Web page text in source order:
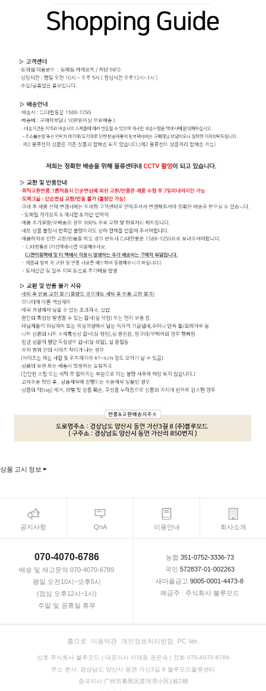
상품 고시 정보
공지사항 QnA 이용안내 회사소개
070-4070-6786
배송 및 재고문의 070-4070-6789
평일 오전10시~오후5시
(점심 오후12시~1시)
주말 및 공휴일 휴무
농협 351-0752-3336-73
국민 572837-01-002263
새마을금고 9005-0001-4473-8
예금주 : 주식회사 블루모드
홈으로 이용약관 개인정보처리방침 PC Ver.
상호 주식회사 블루모드 | 대표이사 이재동 권은숙 | 전화 070-4070-6786
주소 본사: 경상남도 양산시 동면 가산3길 8 블루모드물류센터
중국지사:广州市番禺区星河湾小区1栋2梯